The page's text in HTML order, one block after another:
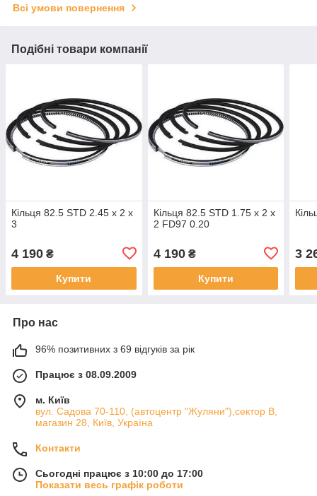
Всі умови повернення
Подібні товари компанії
Кільця 82.5 STD 2.45 x 2 x
3
4 190 ₴
Купити
Кільця 82.5 STD 1.75 x 2 x
2 FD97 0.20
4 190₴
Купити
3
Про нас
96% позитивних з 69 відгуків за рік
Працює з 08.09.2009
м. Київ
вул. Садова 70-110, (автоцентр "Жуляни"),сектор В,
магазин 28, Київ, Україна
Контакти
Сьогодні працює з 10:00 до 17:00
Показати весь графік роботи